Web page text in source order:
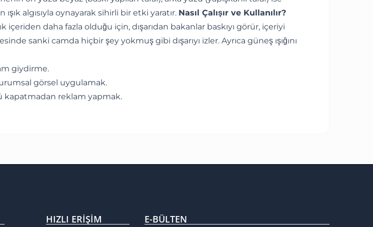
algısıyla oynayarak sihirli bir etki yaratır. Nasıl Çalışır ve Kullanılır?
içeriden daha fazla olduğu için, dışarıdan bakanlar baskıyı görür, içeriyi
sanki camda hiçbir şey yokmuş gibi dışarıyı izler. Ayrıca güneş ışığını
giydirme.
görsel uygulamak.
kapatmadan reklam yapmak.
HIZLI ERIŞIM E-BÜLTEN